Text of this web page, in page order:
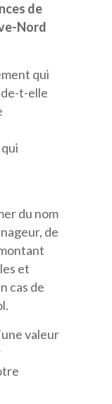
de
Nord
qui
t-elle
du nom
de
et
cas de
valeur